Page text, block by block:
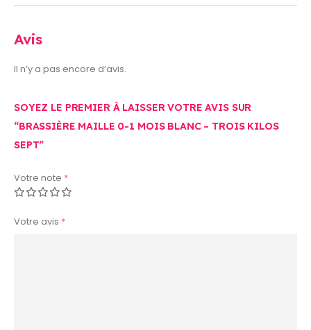
Avis
Il n’y a pas encore d’avis.
SOYEZ LE PREMIER À LAISSER VOTRE AVIS SUR
“BRASSIÈRE MAILLE 0-1 MOIS BLANC – TROIS KILOS
SEPT”
Votre note *
Votre avis *